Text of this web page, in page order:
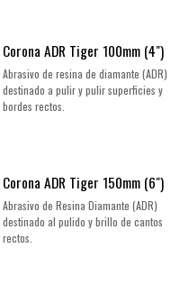
Corona ADR Tiger 100mm (4")
Abrasivo de resina de diamante (ADR)
destinado a pulir y pulir superficies y
bordes rectos.
Corona ADR Tiger 150mm (6")
Abrasivo de Resina Diamante (ADR)
destinado al pulido y brillo de cantos
rectos.